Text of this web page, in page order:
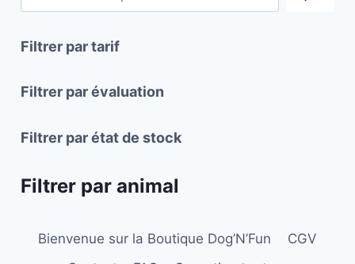
options
être
sur
page
produit
Filtrer par tarif
Filtrer par évaluation
Filtrer par état de stock
Filtrer par animal
Bienvenue sur la Boutique Dog’N’Fun
CGV